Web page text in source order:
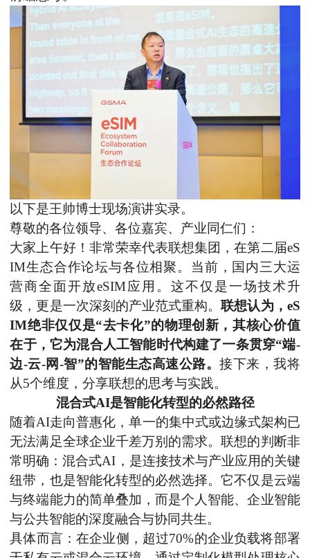
以下是王帅博士现场演讲实录。
尊敬的各位领导、各位嘉宾、产业同仁们：
大家上午好！非常荣幸代表联想集团，在第二届eS
IM生态合作论坛与各位相聚。当前，国内三大运
营商全面开放eSIM应用。这不仅是一场技术升
级，更是一次深刻的产业范式重构。联想认为， eS
IM绝非仅仅是“去卡化”的物理创新，其核心价值
在于，它为混合人工智能时代构建了一条贯穿“端-
边-云-网-智”的智能生态高速公路。接下来，我将
从5个维度，分享联想的思考与实践。
混合式AI是智能化转型的必然路径
随着AI走向普惠化，单一的集中式或边缘式架构已
无法满足全球企业千差万别的需求。联想的判断非
常明确：混合式AI，是连接技术与产业应用的关键
纽带，也是智能化转型的必然选择。它不仅是云端
与终端能力的简单叠加，而是个人智能、企业智能
与公共智能的深度融合与协同共生。
具体而言：在企业侧，超过70%的企业负载将部署